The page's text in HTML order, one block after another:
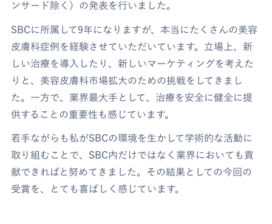
ンサード除く）の発表を行いました。
SBCに所属して9年になりますが、本当にたくさんの美容
皮膚科症例を経験させていただいています。立場上、新
しい治療を導入したり、新しいマーケティングを考えた
りと、美容皮膚科市場拡大のための挑戦をしてきまし
た。一方で、業界最大手として、治療を安全に健全に提
供することの重要性も感じています。
若手ながらも私がSBCの環境を生かして学術的な活動に
取り組むことで、SBC内だけではなく業界においても貢
献できればと努めてきました。その結果としての今回の
受賞を、とても喜ばしく感じています。